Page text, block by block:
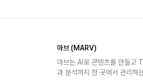
마브 (MARV)
마브는 AI로 콘텐츠를 만들
과 분석까지 한 곳에서 관리하